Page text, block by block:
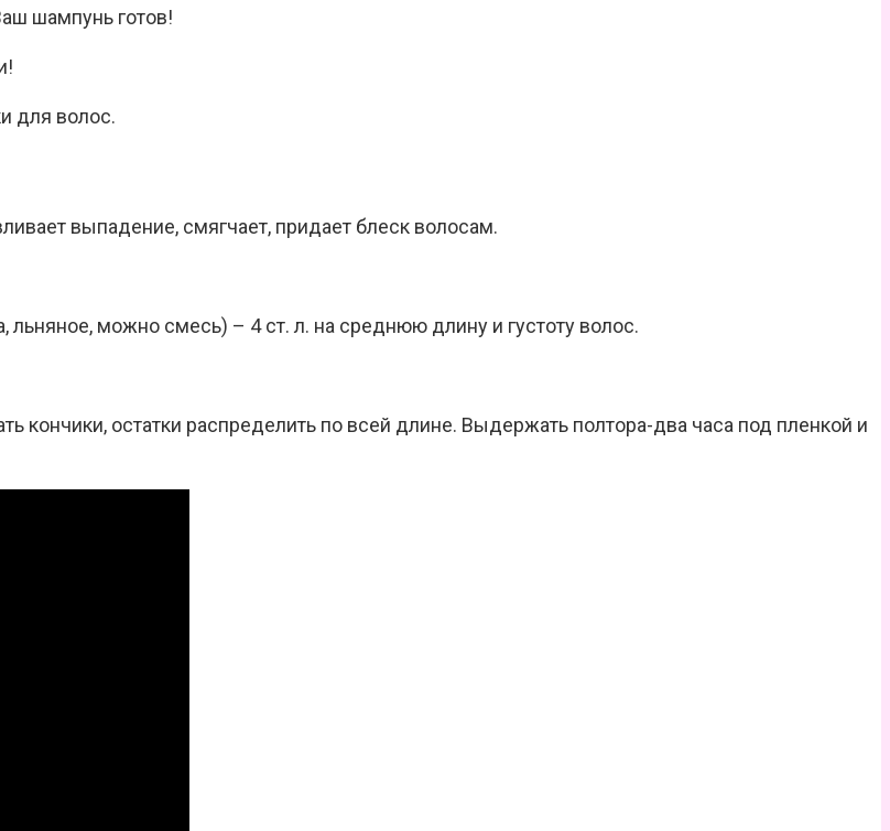
шампунь готов!
для волос.
выпадение, смягчает, придает блеск волосам.
можно смесь) – 4 ст. л. на среднюю длину и густоту волос.
кончики, остатки распределить по всей длине. Выдержать полтора-два часа под пленкой и